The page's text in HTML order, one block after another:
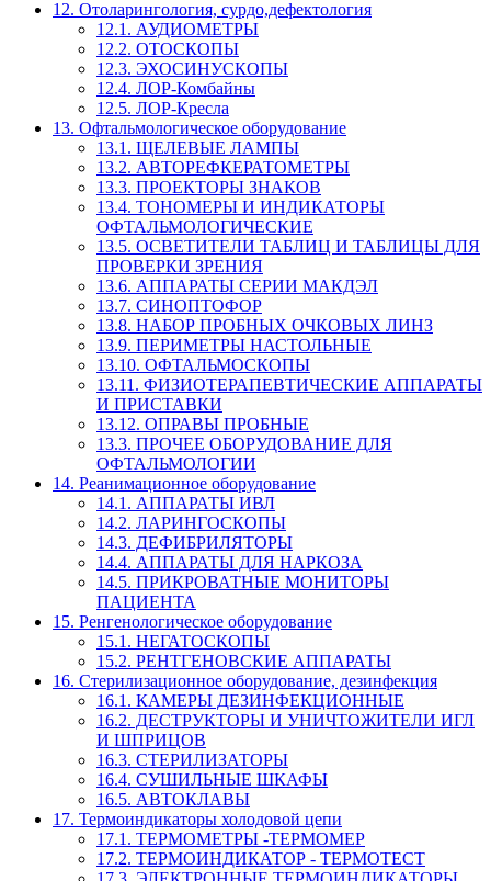
12. Отоларингология, сурдо,дефектология
12.1. АУДИОМЕТРЫ
12.2. ОТОСКОПЫ
12.3. ЭХОСИНУСКОПЫ
12.4. ЛОР-Комбайны
12.5. ЛОР-Кресла
13. Офтальмологическое оборудование
13.1. ЩЕЛЕВЫЕ ЛАМПЫ
13.2. АВТОРЕФКЕРАТОМЕТРЫ
13.3. ПРОЕКТОРЫ ЗНАКОВ
13.4. ТОНОМЕРЫ И ИНДИКАТОРЫ
ОФТАЛЬМОЛОГИЧЕСКИЕ
13.5. ОСВЕТИТЕЛИ ТАБЛИЦ И ТАБЛИЦЫ ДЛЯ
ПРОВЕРКИ ЗРЕНИЯ
13.6. АППАРАТЫ СЕРИИ МАКДЭЛ
13.7. СИНОПТОФОР
13.8. НАБОР ПРОБНЫХ ОЧКОВЫХ ЛИНЗ
13.9. ПЕРИМЕТРЫ НАСТОЛЬНЫЕ
13.10. ОФТАЛЬМОСКОПЫ
13.11. ФИЗИОТЕРАПЕВТИЧЕСКИЕ АППАРАТЫ
И ПРИСТАВКИ
13.12. ОПРАВЫ ПРОБНЫЕ
13.3. ПРОЧЕЕ ОБОРУДОВАНИЕ ДЛЯ
ОФТАЛЬМОЛОГИИ
14. Реанимационное оборудование
14.1. АППАРАТЫ ИВЛ
14.2. ЛАРИНГОСКОПЫ
14.3. ДЕФИБРИЛЯТОРЫ
14.4. АППАРАТЫ ДЛЯ НАРКОЗА
14.5. ПРИКРОВАТНЫЕ МОНИТОРЫ
ПАЦИЕНТА
15. Ренгенологическое оборудование
15.1. НЕГАТОСКОПЫ
15.2. РЕНТГЕНОВСКИЕ АППАРАТЫ
16. Стерилизационное оборудование, дезинфекция
16.1. КАМЕРЫ ДЕЗИНФЕКЦИОННЫЕ
16.2. ДЕСТРУКТОРЫ И УНИЧТОЖИТЕЛИ ИГЛ
И ШПРИЦОВ
16.3. СТЕРИЛИЗАТОРЫ
16.4. СУШИЛЬНЫЕ ШКАФЫ
16.5. АВТОКЛАВЫ
17. Термоиндикаторы холодовой цепи
17.1. ТЕРМОМЕТРЫ -ТЕРМОМЕР
17.2. ТЕРМОИНДИКАТОР - ТЕРМОТЕСТ